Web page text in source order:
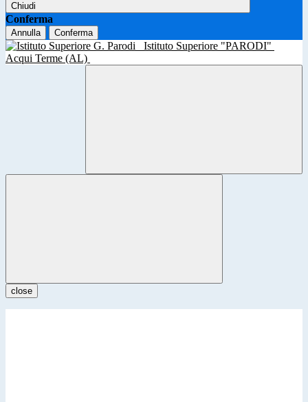
Chiudi
Conferma
Annulla Conferma
Istituto Superiore "PARODI"
Acqui Terme (AL)
close